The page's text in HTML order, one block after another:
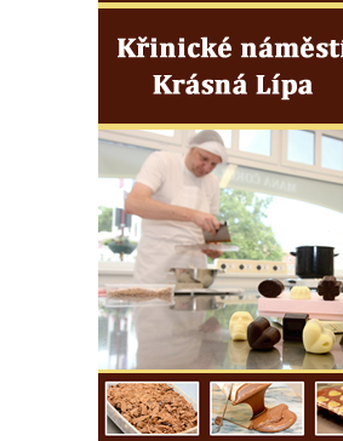
Sadech u Mlýnské stoky v Českých
Budějovicích
Socha svatého Václava u pramene v
Sochy brouků u Mlýnské stoky v Českých
Budějovicích
Socha svatého Vincence Ferrerského na
nádvoří kláštera dominikánů v Českých
Budějovicích
Socha svatého Zachariáše na nádvoří
kláštera dominikánů v Českých
Budějovicích